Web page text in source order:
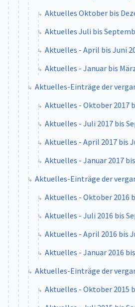
Aktuelles Oktober bis
Aktuelles Juli bis
Aktuelles - April bis Juni
Aktuelles - Januar bis
Aktuelles-Einträge der
Aktuelles - Oktober 2017
Aktuelles - Juli 2017 bis
Aktuelles - April 2017 bis
Aktuelles - Januar 2017
Aktuelles-Einträge der
Aktuelles - Oktober 2016
Aktuelles - Juli 2016 bis
Aktuelles - April 2016 bis
Aktuelles - Januar 2016
Aktuelles-Einträge der
Aktuelles - Oktober 2015